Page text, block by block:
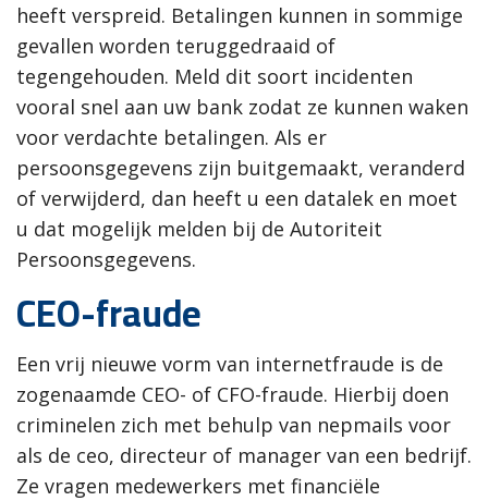
heeft verspreid. Betalingen kunnen in sommige
gevallen worden teruggedraaid of
tegengehouden. Meld dit soort incidenten
vooral snel aan uw bank zodat ze kunnen waken
voor verdachte betalingen. Als er
persoonsgegevens zijn buitgemaakt, veranderd
of verwijderd, dan heeft u een datalek en moet
u dat mogelijk melden bij de Autoriteit
Persoonsgegevens.
CEO-fraude
Een vrij nieuwe vorm van internetfraude is de
zogenaamde CEO- of CFO-fraude. Hierbij doen
criminelen zich met behulp van nepmails voor
als de ceo, directeur of manager van een bedrijf.
Ze vragen medewerkers met financiële